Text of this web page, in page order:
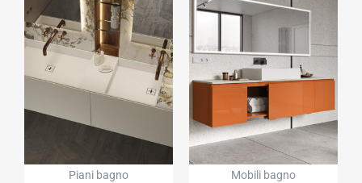
Piani bagno Mobili bagno